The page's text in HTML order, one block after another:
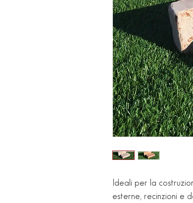
Ideali per la
esterne, recinzioni e